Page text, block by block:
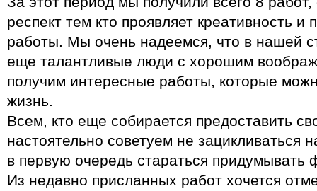
респект тем кто проявляет креативность и
работы. Мы очень надеемся, что в нашей
еще талантливые люди с хорошим
получим интересные работы, которые
жизнь.
Всем, кто еще собирается предоставить
настоятельно советуем не зацикливаться
в первую очередь стараться придумывать
Из недавно присланных работ хочется